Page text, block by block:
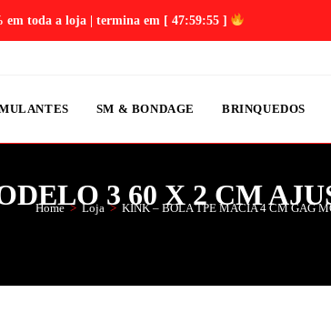
em toda a loja | termina em [ 47:59:54 ]
SM & BONDAGE BRINQUEDOS
3 60 X 2 CM
Home > Loja > KINK – BOLA TPE MACIA 4 CM GAG